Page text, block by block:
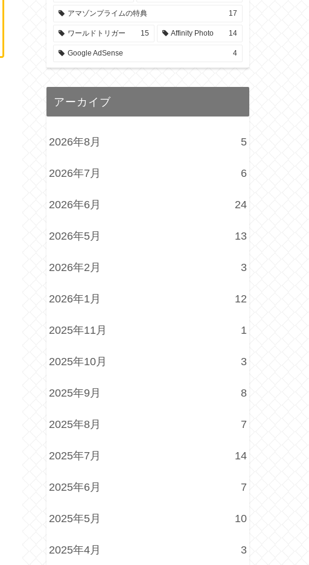
アマゾンプライムの特典 17
ワールドトリガー 15 Affinity Photo 14
Google AdSense 4
アーカイブ
2026年8月 5
2026年7月 6
2026年6月 24
2026年5月 13
2026年2月 3
2026年1月 12
2025年11月 1
2025年10月 3
2025年9月 8
2025年8月 7
2025年7月 14
2025年6月 7
2025年5月 10
2025年4月 3